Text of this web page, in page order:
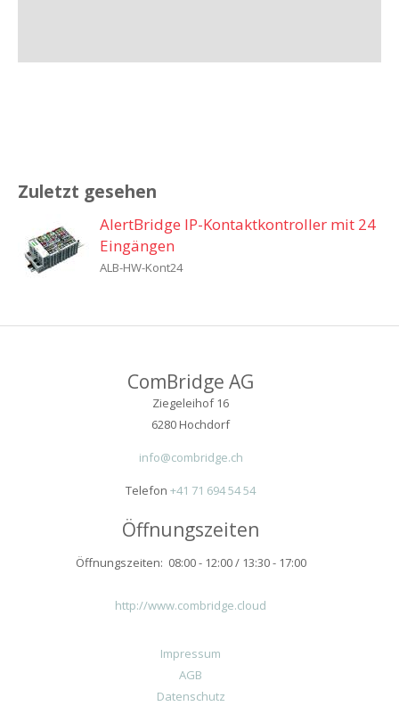
Zuletzt gesehen
AlertBridge IP-Kontaktkontroller mit 24
Eingängen
ALB-HW-Kont24
ComBridge AG
Ziegeleihof 16
6280 Hochdorf
info@combridge.ch
Telefon +41 71 694 54 54
Öffnungszeiten
Öffnungszeiten: 08:00 - 12:00 / 13:30 - 17:00
http://www.combridge.cloud
Impressum
AGB
Datenschutz